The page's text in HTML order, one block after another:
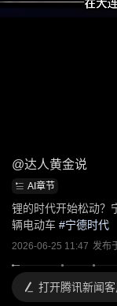
@达人黄金说
AI章节
锂的时代开始松动？
辆电动车 #宁德时代
2026-06-25 11:47 发布
打开腾讯新闻